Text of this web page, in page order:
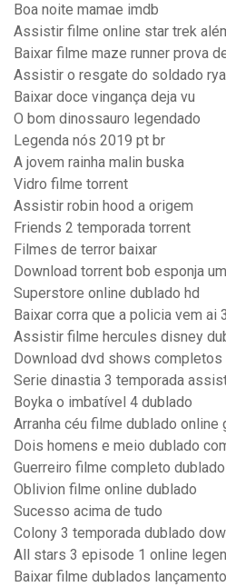
Boa noite mamae imdb
Assistir filme online star trek
Baixar filme maze runner prova
Assistir o resgate do soldado
Baixar doce vingança deja vu
O bom dinossauro legendado
Legenda nós 2019 pt br
A jovem rainha malin buska
Vidro filme torrent
Assistir robin hood a origem
Friends 2 temporada torrent
Filmes de terror baixar
Download torrent bob esponja
Superstore online dublado hd
Baixar corra que a policia vem ai
Assistir filme hercules disney
Download dvd shows completos
Serie dinastia 3 temporada
Boyka o imbatível 4 dublado
Arranha céu filme dublado online
Dois homens e meio dublado
Guerreiro filme completo
Oblivion filme online dublado
Sucesso acima de tudo
Colony 3 temporada dublado
All stars 3 episode 1 online
Baixar filme dublados